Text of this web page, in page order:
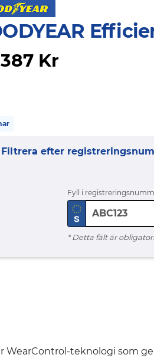
387 Kr
Filtrera efter
Fyll i
* Detta fält är
WearControl-teknologi som